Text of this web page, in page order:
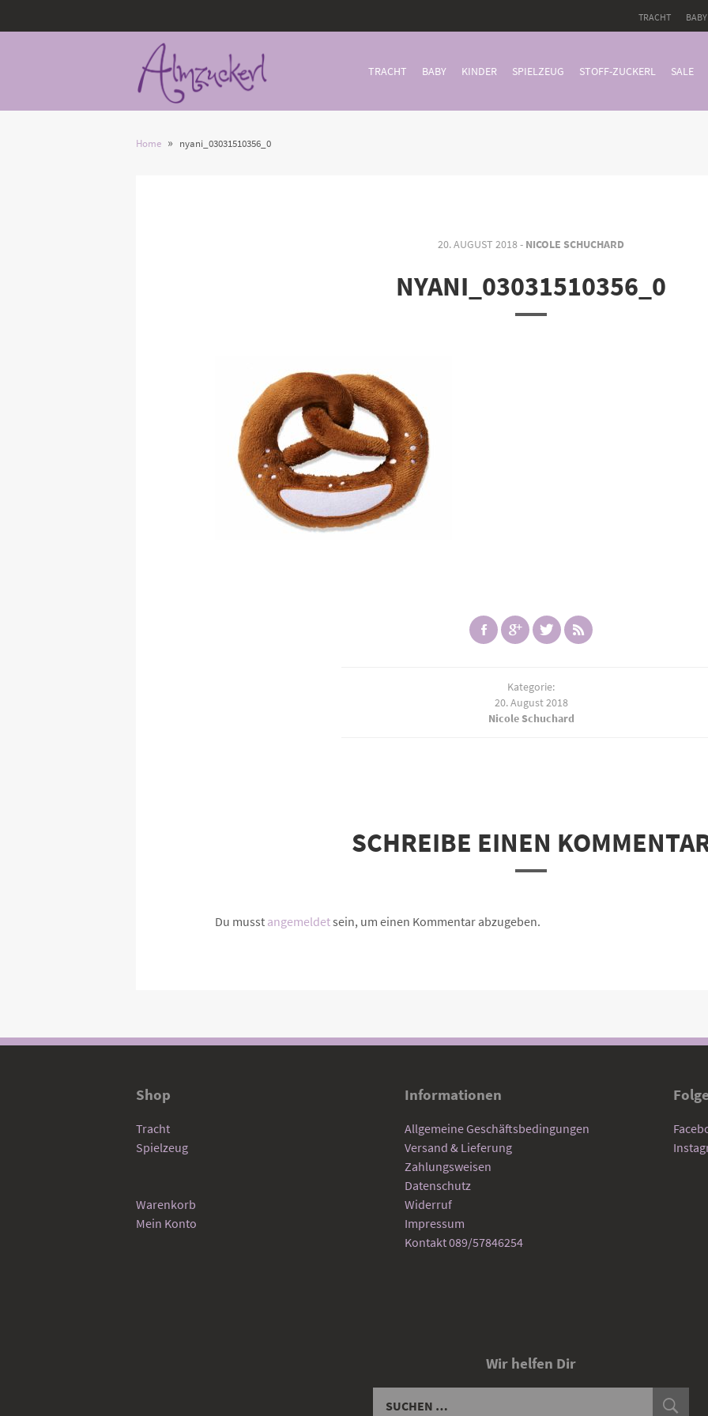
TRACHT BABY
TRACHT BABY KINDER SPIELZEUG STOFF-ZUCKERL SALE
Home » nyani_03031510356_0
20. AUGUST 2018 - NICOLE SCHUCHARD
NYANI_03031510356_0
Kategorie:
20. August 2018
Nicole Schuchard
SCHREIBE EINEN
Du musst angemeldetsein, um einen Kommentar abzugeben.
Shop
Tracht
Spielzeug
Warenkorb
Mein Konto
Informationen
Allgemeine Geschäftsbedingungen
Versand & Lieferung
Zahlungsweisen
Datenschutz
Widerruf
Impressum
Kontakt 089/57846254
Wir helfen Dir